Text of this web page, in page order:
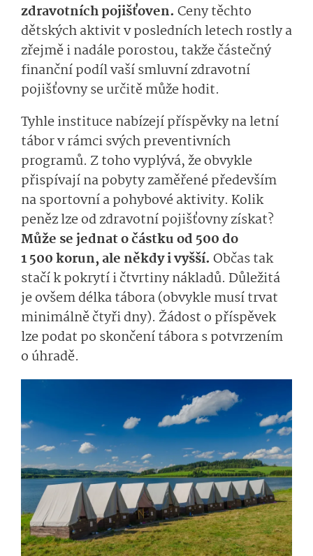
zdravotních pojišťoven. Ceny těchto
dětských aktivit v posledních letech rostly a
zřejmě i nadále porostou, takže částečný
finanční podíl vaší smluvní zdravotní
pojišťovny se určitě může hodit.
Tyhle instituce nabízejí příspěvky na letní
tábor v rámci svých preventivních
programů. Z toho vyplývá, že obvykle
přispívají na pobyty zaměřené především
na sportovní a pohybové aktivity. Kolik
peněz lze od zdravotní pojišťovny získat?
Může se jednat o částku od 500 do
1 500 korun, ale někdy i vyšší. Občas tak
stačí k pokrytí i čtvrtiny nákladů. Důležitá
je ovšem délka tábora (obvykle musí trvat
minimálně čtyři dny). Žádost o příspěvek
lze podat po skončení tábora s potvrzením
o úhradě.